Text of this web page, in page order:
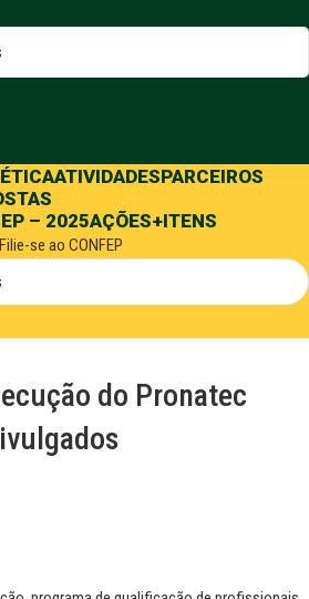
ATIVIDADESPARCEIROS
– 2025AÇÕES+ITENS
Filie-se ao CONFEP
do Pronatec